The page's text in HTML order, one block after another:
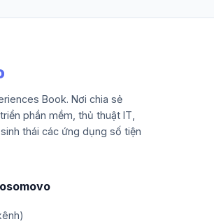
Book. Nơi chia sẻ
phần mềm, thủ thuật IT,
thái các ứng dụng số tiện